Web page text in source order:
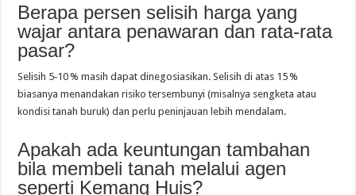
Berapa persen selisih harga yang
wajar antara penawaran dan rata‑rata
pasar?
Selisih 5‑10 % masih dapat dinegosiasikan. Selisih di atas 15 %
biasanya menandakan risiko tersembunyi (misalnya sengketa atau
kondisi tanah buruk) dan perlu peninjauan lebih mendalam.
Apakah ada keuntungan tambahan
bila membeli tanah melalui agen
seperti Kemang Huis?